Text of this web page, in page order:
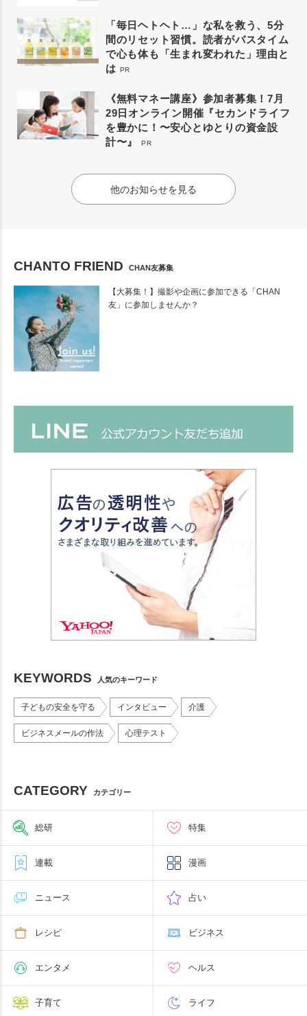
「毎日ヘトヘト…」な私を救う、5分
間のリセット習慣。読者がバスタイム
で心も体も「生まれ変われた」理由と
は PR
《無料マネー講座》参加者募集！7月
29日オンライン開催『セカンドライフ
を豊かに！〜安心とゆとりの資金設
計〜』
PR
他のお知らせを見る
CHANTO FRIEND CHAN友募集
【大募集！】撮影や企画に参加できる「CHAN
友」に参加しませんか？
KEYWORDS 人気のキーワード
子どもの安全を守る インタビュー 介護
ビジネスメールの作法 心理テスト
CATEGORY カテゴリー
総研 特集
連載 漫画
ニュース 占い
レシピ ビジネス
エンタメ ヘルス
子育て ライフ